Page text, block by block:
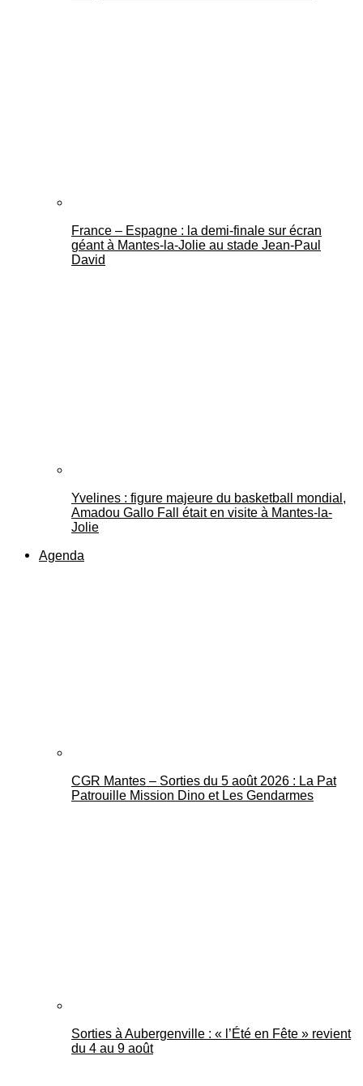
France – Espagne : la demi-finale sur écran
géant à Mantes-la-Jolie au stade Jean-Paul
David
Yvelines : figure majeure du basketball mondial,
Amadou Gallo Fall était en visite à Mantes-la-
Jolie
Agenda
CGR Mantes – Sorties du 5 août 2026 : La Pat
Patrouille Mission Dino et Les Gendarmes
Sorties à Aubergenville : « l’Été en Fête » revient
du 4 au 9 août